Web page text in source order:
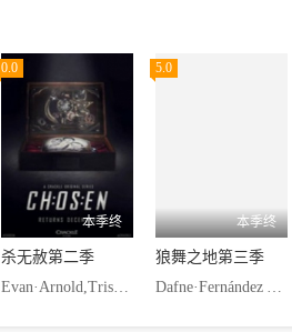
0.0
本季终
杀无赦第二季
5.0
本季终
狼舞之地第三季